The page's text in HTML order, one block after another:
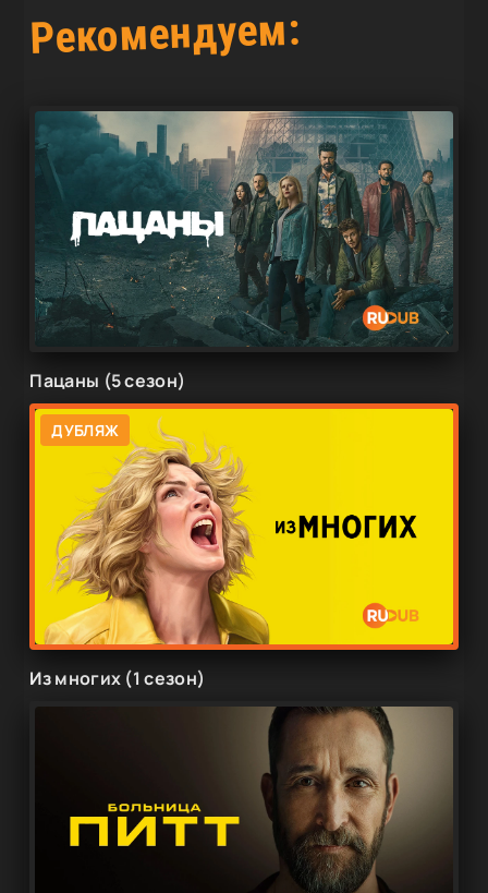
Рекомендуем:
Пацаны (5 сезон)
ДУБЛЯЖ
Из многих (1 сезон)